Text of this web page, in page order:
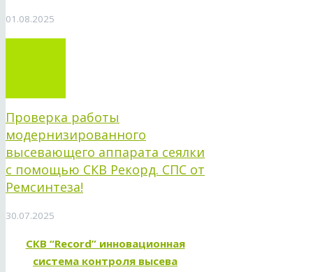
01.08.2025
Проверка работы
модернизированного
высевающего аппарата сеялки
с помощью СКВ Рекорд. СПС от
Ремсинтеза!
30.07.2025
СКВ “Record” инновационная
система контроля высева